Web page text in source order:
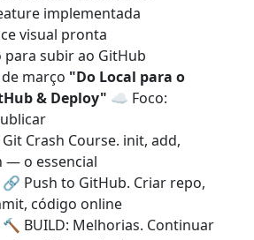
implementada
visual pronta
subir ao GitHub
março "Do Local para o
& Deploy" ☁️ Foco:
Git Crash Course. init, add,
— o essencial
🔗 Push to GitHub. Criar repo,
código online
🔨 BUILD: Melhorias. Continuar